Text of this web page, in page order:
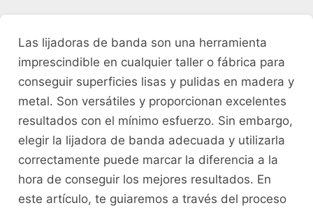
Las lijadoras de banda son una herramienta
imprescindible en cualquier taller o fábrica para
conseguir superficies lisas y pulidas en madera y
metal. Son versátiles y proporcionan excelentes
resultados con el mínimo esfuerzo. Sin embargo,
elegir la lijadora de banda adecuada y utilizarla
correctamente puede marcar la diferencia a la
hora de conseguir los mejores resultados. En
este artículo, te guiaremos a través del proceso